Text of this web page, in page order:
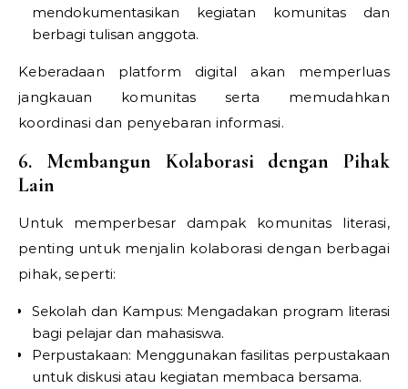
mendokumentasikan kegiatan komunitas dan
berbagi tulisan anggota.
Keberadaan platform digital akan memperluas
jangkauan komunitas serta memudahkan
koordinasi dan penyebaran informasi.
6. Membangun Kolaborasi dengan Pihak
Lain
Untuk memperbesar dampak komunitas literasi,
penting untuk menjalin kolaborasi dengan berbagai
pihak, seperti:
Sekolah dan Kampus: Mengadakan program literasi
bagi pelajar dan mahasiswa.
Perpustakaan: Menggunakan fasilitas perpustakaan
untuk diskusi atau kegiatan membaca bersama.